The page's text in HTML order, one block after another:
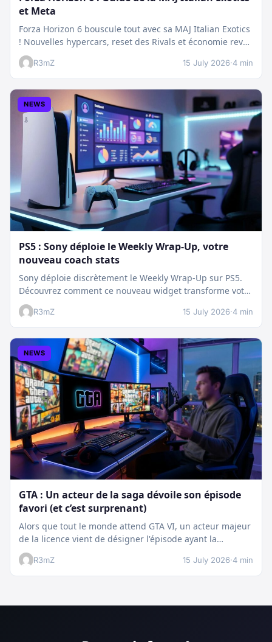
et Meta
Forza Horizon 6 bouscule tout avec sa MAJ Italian Exotics
! Nouvelles hypercars, reset des Rivals et économie revue
:…
R3mZ 15 July 2026·4 min
NEWS
PS5 : Sony déploie le Weekly Wrap-Up, votre
nouveau coach stats
Sony déploie discrètement le Weekly Wrap-Up sur PS5.
Découvrez comment ce nouveau widget transforme votre
dashboard et booste votre suivi…
R3mZ 15 July 2026·4 min
NEWS
GTA : Un acteur de la saga dévoile son épisode
favori (et c’est surprenant)
Alors que tout le monde attend GTA VI, un acteur majeur
de la licence vient de désigner l'épisode ayant la…
R3mZ 15 July 2026·4 min